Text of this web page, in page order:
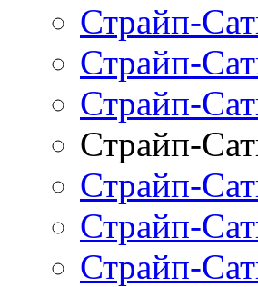
Страйп-
Страйп-
Страйп-
Страйп-
Страйп-
Страйп-
Страйп-